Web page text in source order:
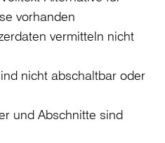
vorhanden
vermitteln nicht
nicht abschaltbar oder
und Abschnitte sind